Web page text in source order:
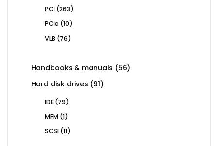
PCI 263263
PCIe 1010
VLB 7676
Handbooks & manuals 5656
Hard disk drives 9191
IDE 7979
MFM 11
SCSI 1111